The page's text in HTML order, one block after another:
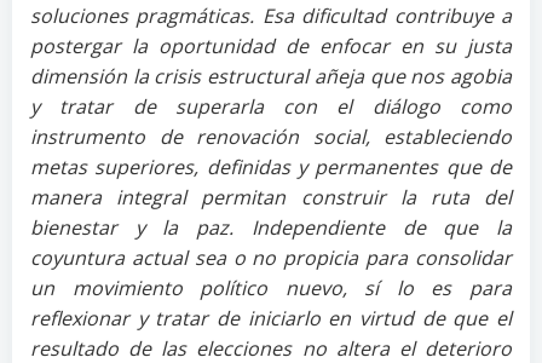
soluciones pragmáticas. Esa dificultad contribuye a
postergar la oportunidad de enfocar en su justa
dimensión la crisis estructural añeja que nos agobia
y tratar de superarla con el diálogo como
instrumento de renovación social, estableciendo
metas superiores, definidas y permanentes que de
manera integral permitan construir la ruta del
bienestar y la paz. Independiente de que la
coyuntura actual sea o no propicia para consolidar
un movimiento político nuevo, sí lo es para
reflexionar y tratar de iniciarlo en virtud de que el
resultado de las elecciones no altera el deterioro